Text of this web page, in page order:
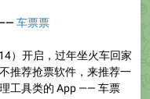
车票票
）开启，过年坐火车回家
推荐抢票软件，来推荐一
工具类的 App —— 车票